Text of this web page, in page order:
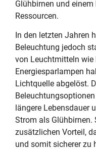
Glühbirnen und
Ressourcen.
In den letzten Jahren
Beleuchtung jedoch
von Leuchtmitteln wie
Energiesparlampen
Lichtquelle abgelöst.
längere Lebensdauer
Strom als Glühbirnen.
zusätzlichen Vorteil,
und somit sicherer zu